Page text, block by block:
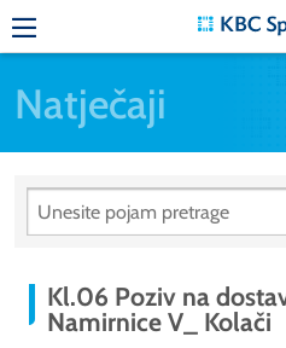
Natječaji
Kl.06 Poziv na
Namirnice V_ Kolači